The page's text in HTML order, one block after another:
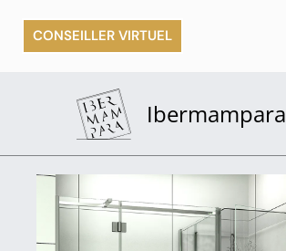
CONSEILLER VIRTUEL
Ibermampara